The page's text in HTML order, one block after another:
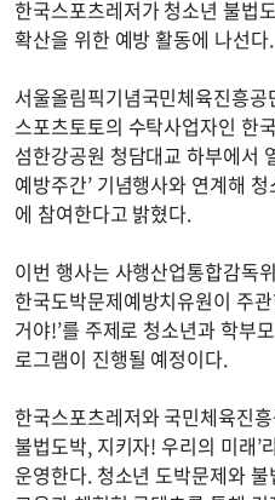
한국스포츠레저가 청소년 불법
확산을 위한 예방 활동에 나선다.
서울올림픽기념국민체육진흥
스포츠토토의 수탁사업자인 한
섬한강공원 청담대교 하부에서
예방주간’ 기념행사와 연계해
에 참여한다고 밝혔다.
이번 행사는 사행산업통합감독
한국도박문제예방치유원이 주
거야!’를 주제로 청소년과 학부
로그램이 진행될 예정이다.
한국스포츠레저와 국민체육진
불법도박, 지키자! 우리의 미래’
운영한다. 청소년 도박문제와